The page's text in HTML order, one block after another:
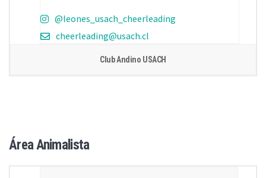
@leones_usach_cheerleading
cheerleading@usach.cl
Club Andino USACH
Área Animalista